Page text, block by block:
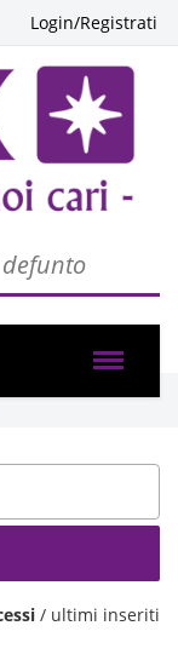
Login/Registrati
/ ultimi inseriti